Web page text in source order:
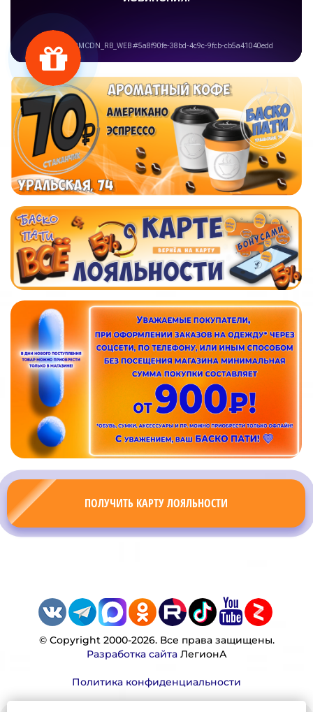
ПОЛУЧИТЬ КАРТУ ЛОЯЛЬНОСТИ
© Copyright 2000-2026. Все права защищены.
Разработка сайтаЛегионА
Политика конфиденциальности